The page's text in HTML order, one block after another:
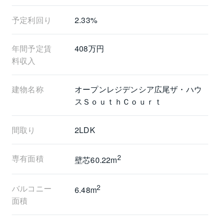
予定利回り 2.33%
年間予定賃
料収入
408万円
建物名称
オープンレジデンシア広尾ザ・ハウ
スＳｏｕｔｈＣｏｕｒｔ
間取り 2LDK
専有面積 壁芯60.22m2
バルコニー
面積
6.48m2